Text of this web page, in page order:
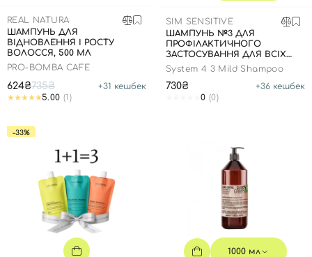
Креми для тіла з SPF
Мініатюри
Карбоксітерапія
Бʼюті гаджети
Автозасмага
Спеціальний догляд
Для дітей
Для чоловіків
Дезодоранти
Засоби для інтимної гігієни
Автозасмага для тіла
REAL NATURA
ШАМПУНЬ ДЛЯ
ВІДНОВЛЕННЯ І РОСТУ
ВОЛОССЯ, 500 МЛ
PRO-BOMBA CAFE
624₴735₴ +31 кешбек
5.00 (1)
SIM SENSITIVE
ШАМПУНЬ №3 ДЛЯ
ПРОФІЛАКТИЧНОГО
ЗАСТОСУВАННЯ ДЛЯ ВСІХ
ТИПІВ ВОЛОССЯ, 250 МЛ
System 4 3 Mild Shampoo
730₴ +36 кешбек
0 (0)
-33%
1000 мл